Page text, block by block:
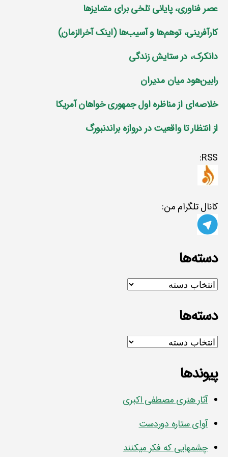
عصر فناوری، پایانی تلخی برای متمایز‌ها
کارآفرینی، توهم‌ها و آسیب‌ها (اینک آخرالزمان)
دانکرک، در ستایش زندگی
رابین‌هود میان مدیران
خلاصه‌ای از مناظره اول جمهوری خواهان آمریکا
از انتظار تا واقعیت در دروازه براندنبورگ
RSS:
کانال تلگرام من:
دسته‌ها
دسته‌ها
دسته‌ها
دسته‌ها
پیوندها
آثار هنری مصطفی اکبری
آوای ستاره دوردست
چشمهایی که فکر میکنند